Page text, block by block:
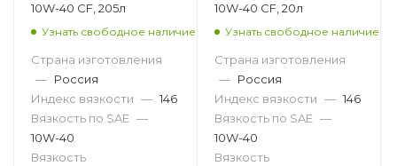
10W-40 СF, 205л
Узнать свободное наличие
Страна изготовления
— Россия
Индекс вязкости — 146
Вязкость по SAE —
10W-40
Вязкость
10W-40 СF, 20л
Узнать свободное наличие
Страна изготовления
— Россия
Индекс вязкости — 146
Вязкость по SAE —
10W-40
Вязкость